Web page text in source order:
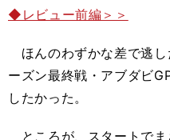
◆レビュー前編＞＞
ほんのわずかな差で逃
ーズン最終戦・アブダビ
したかった。
ところが、スタートでま